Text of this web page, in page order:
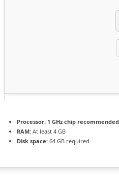
Processor: 1 GHz chip recommended
RAM: At least 4 GB
Disk space: 64 GB required